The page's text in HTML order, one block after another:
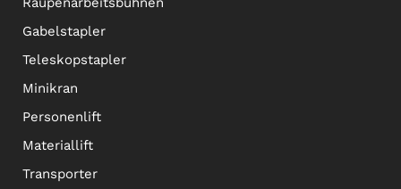
Gabelstapler
Teleskopstapler
Minikran
Personenlift
Materiallift
Transporter